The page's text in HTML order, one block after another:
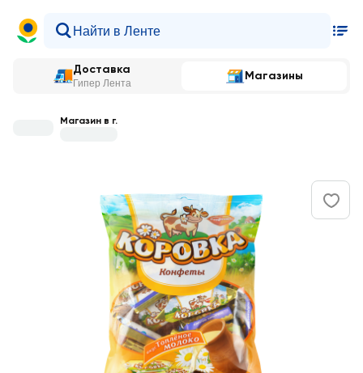
Доставка
Гипер Лента
Магазины
Магазин в г.